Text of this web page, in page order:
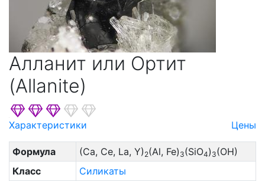
Алланит или Ортит
(Allanite)
Характеристики Цены
Формула (Ca, Ce, La, Y) 2(Al, Fe) 3(SiO4) 3(OH)
Класс
Силикаты